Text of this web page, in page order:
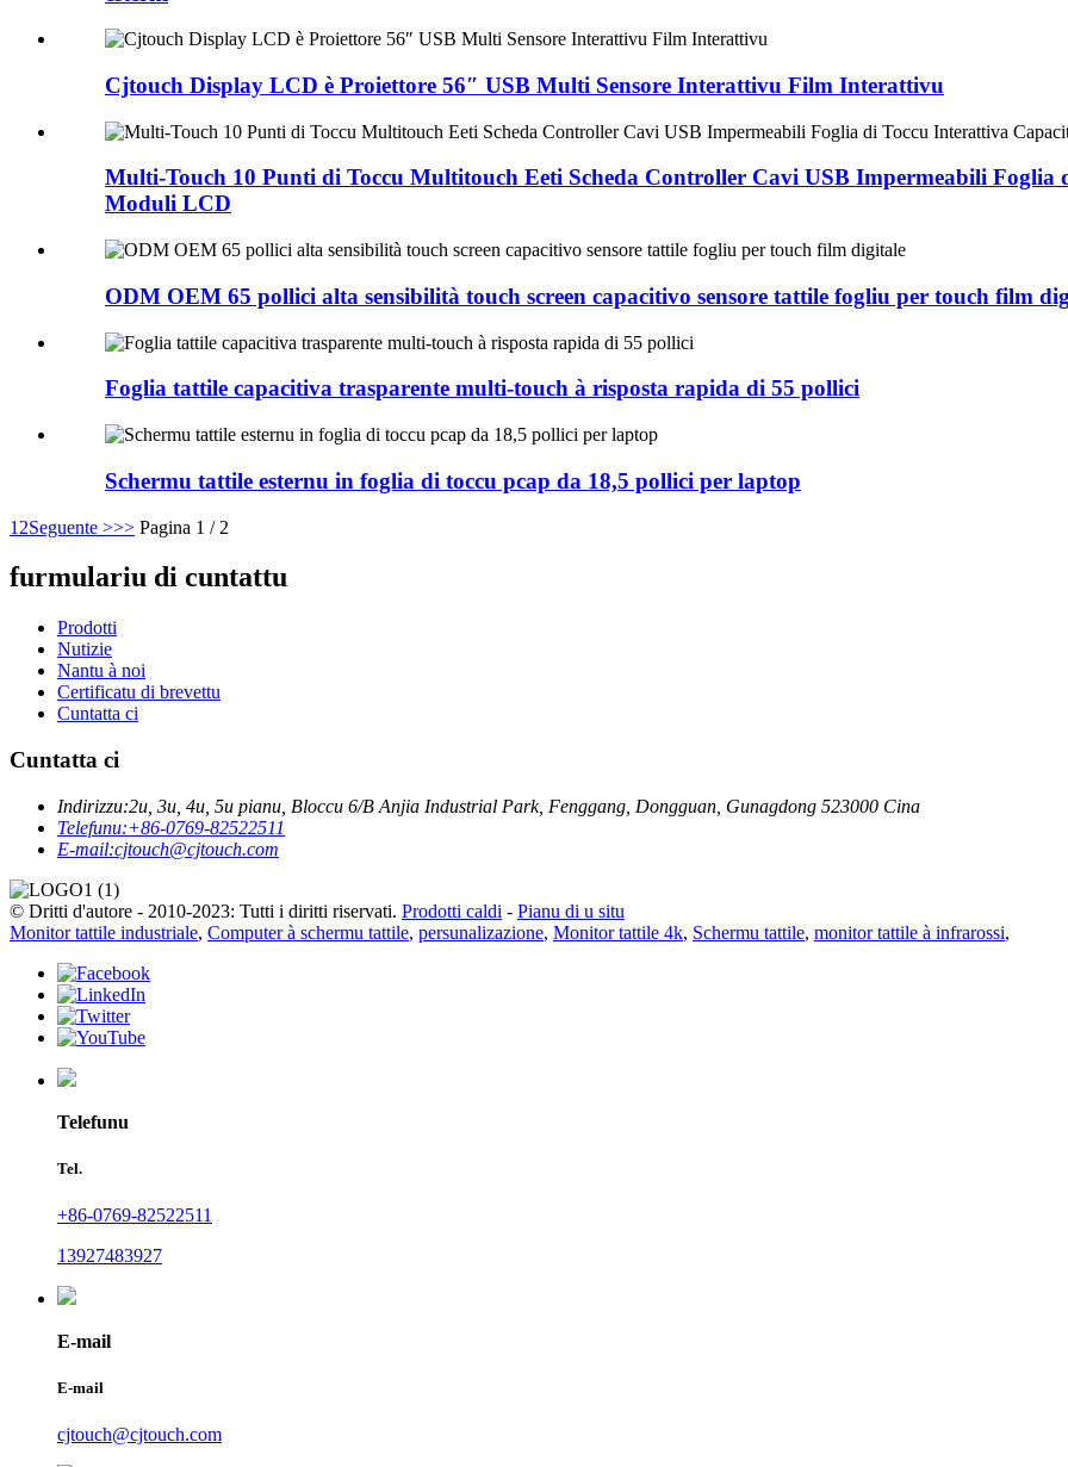
Cjtouch Display LCD è Proiettore 56″ USB Multi Sensore Interattivu Film Interattivu
Multi-Touch 10 Punti di Toccu Multitouch Eeti Scheda Controller Cavi USB Impermeabili
Moduli LCD
ODM OEM 65 pollici alta sensibilità touch screen capacitivo sensore tattile fogliu per touch film
Foglia tattile capacitiva trasparente multi-touch à risposta rapida di 55 pollici
Schermu tattile esternu in foglia di toccu pcap da 18,5 pollici per laptop
1 2Seguente >>> Pagina 1 / 2
furmulariu di cuntattu
Prodotti
Nutizie
Nantu à noi
Certificatu di brevettu
Cuntatta ci
Cuntatta ci
Indirizzu:2u, 3u, 4u, 5u pianu, Bloccu 6/B Anjia Industrial Park, Fenggang, Dongguan, Gunagdong 523000 Cina
Telefunu:+86-0769-82522511
E-mail:cjtouch@cjtouch.com
© Dritti d'autore - 2010-2023: Tutti i diritti riservati. Prodotti caldi - Pianu di u situ
Monitor tattile industriale, Computer à schermu tattile, persunalizazione, Monitor tattile 4k, Schermu tattile, monitor tattile à infrarossi,
Telefunu
Tel.
+86-0769-82522511
13927483927
E-mail
E-mail
cjtouch@cjtouch.com